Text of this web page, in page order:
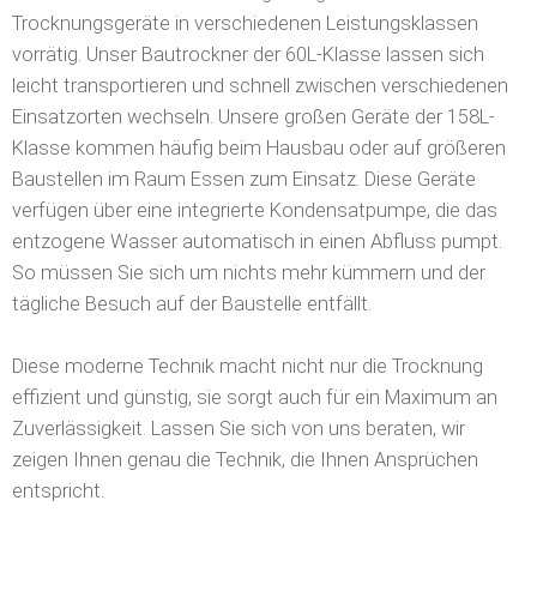
Trocknungsgeräte in verschiedenen Leistungsklassen
vorrätig. Unser Bautrockner der 60L-Klasse lassen sich
leicht transportieren und schnell zwischen verschiedenen
Einsatzorten wechseln. Unsere großen Geräte der 158L-
Klasse kommen häufig beim Hausbau oder auf größeren
Baustellen im Raum Essen zum Einsatz. Diese Geräte
verfügen über eine integrierte Kondensatpumpe, die das
entzogene Wasser automatisch in einen Abfluss pumpt.
So müssen Sie sich um nichts mehr kümmern und der
tägliche Besuch auf der Baustelle entfällt.
Diese moderne Technik macht nicht nur die Trocknung
effizient und günstig, sie sorgt auch für ein Maximum an
Zuverlässigkeit. Lassen Sie sich von uns beraten, wir
zeigen Ihnen genau die Technik, die Ihnen Ansprüchen
entspricht.